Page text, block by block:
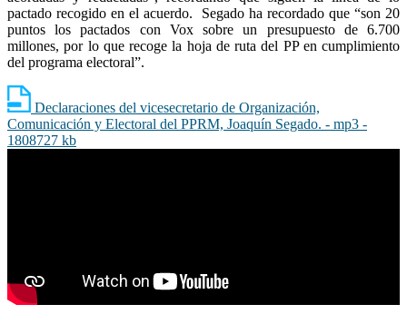
pactado recogido en el acuerdo. Segado ha recordado que “son 20
puntos los pactados con Vox sobre un presupuesto de 6.700
millones, por lo que recoge la hoja de ruta del PP en cumplimiento
del programa electoral”.
Declaraciones del vicesecretario de Organización,
Comunicación y Electoral del PPRM, Joaquín Segado. - mp3 -
1808727 kb